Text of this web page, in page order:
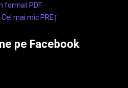
format PDF
mai mic PREȚ
pe Facebook